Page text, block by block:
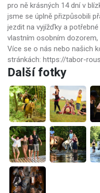
pro ně krásných 14 dní v
jsme se úplně přizpůsobili
jezdit na vyjížďky a
vlastním osobním
Více se o nás nebo našich
stránkách: https://tabor-
Další fotky